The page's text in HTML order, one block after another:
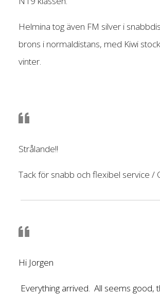
Helmina tog även FM silver i
brons i normaldistans, med Kiwi
vinter.
Strålande!!
Tack för snabb och flexibel service /
Hi Jorgen
Everything arrived. All seems good,